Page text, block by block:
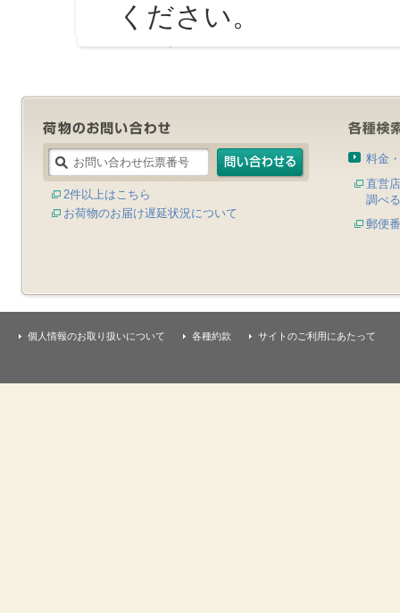
ください。
2件以上はこちら
お荷物のお届け遅延状況について
料金
直営
調べる
郵便
個人情報のお取り扱いについて 各種約款 サイトのご利用にあたって